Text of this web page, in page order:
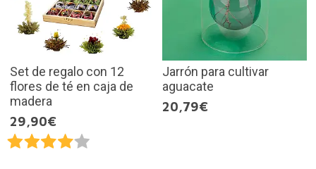
Set de regalo con 12
flores de té en caja de
madera
29,90€
Jarrón para cultivar
aguacate
20,79€